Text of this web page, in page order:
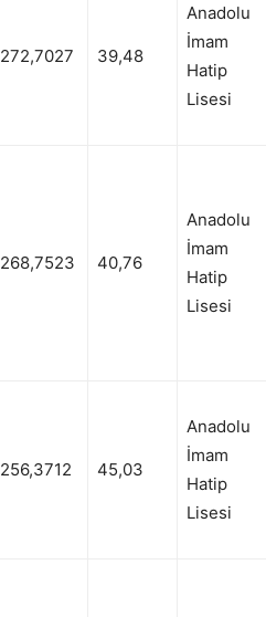
272,7027 39,48
Anadolu
İmam
Hatip
Lisesi
268,7523 40,76
Anadolu
İmam
Hatip
Lisesi
256,3712 45,03
Anadolu
İmam
Hatip
Lisesi